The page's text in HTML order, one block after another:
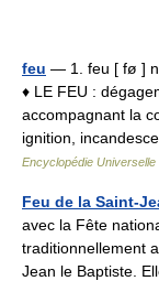
feu — 1. feu [ fø ]
♦ LE FEU :
accompagnant la
ignition,
Encyclopédie Universelle
Feu de la Saint-
avec la Fête
traditionnellement
Jean le Baptiste.